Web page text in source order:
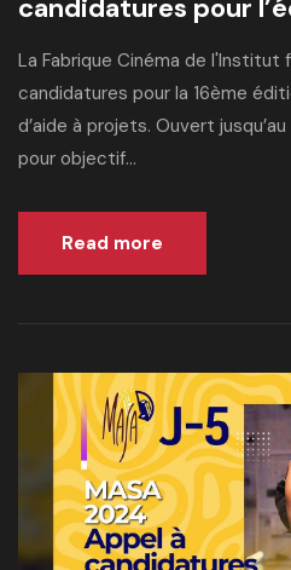
candidatures pour
La Fabrique Cinéma de l'Institut
candidatures pour la 16ème
d’aide à projets. Ouvert
pour objectif...
Read more